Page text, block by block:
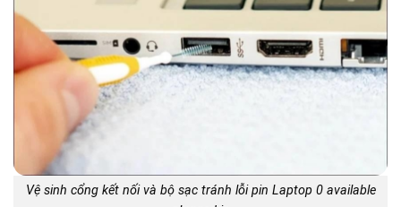
Vệ sinh cổng kết nối và bộ sạc tránh lỗi pin Laptop 0 available